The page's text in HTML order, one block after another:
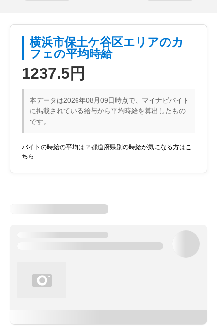
横浜市保土ケ谷区エリアのカ
フェの平均時給
1237.5円
本データは2026年08月09日時点で、マイナビバイト
に掲載されている給与から平均時給を算出したもの
です。
バイトの時給の平均は？都道府県別の時給が気になる方はこ
ちら